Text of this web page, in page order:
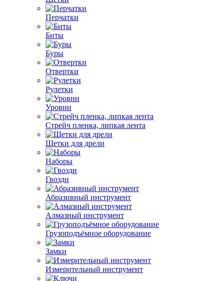
Перчатки
Биты
Буры
Отвертки
Рулетки
Уровни
Стрейч пленка, липкая лента
Щетки для дрели
Наборы
Гвозди
Абразивный инструмент
Алмазный инструмент
Грузоподъёмное оборудование
Замки
Измерительный инструмент